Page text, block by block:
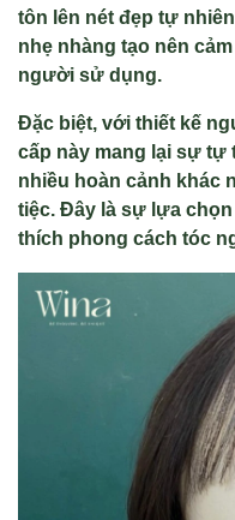
tôn lên nét đẹp tự
nhẹ nhàng tạo nên
người sử dụng.
Đặc biệt, với thiết kế
cấp này mang lại sự tự
nhiều hoàn cảnh khác
tiệc. Đây là sự lựa
thích phong cách tóc